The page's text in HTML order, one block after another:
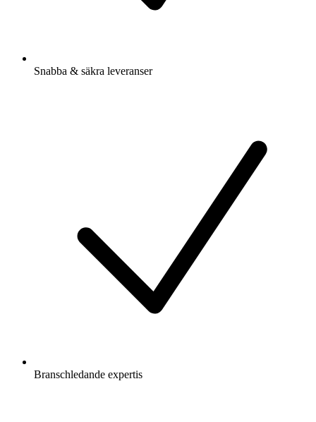
Snabba & säkra leveranser
Branschledande expertis